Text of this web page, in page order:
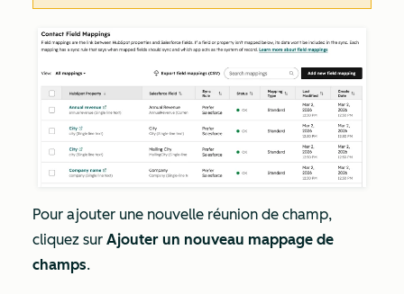
Pour ajouter une nouvelle réunion de champ,
cliquez sur Ajouter un nouveau mappage de
champs.